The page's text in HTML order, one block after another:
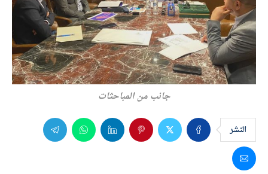
جانب من المباحثات
النشر